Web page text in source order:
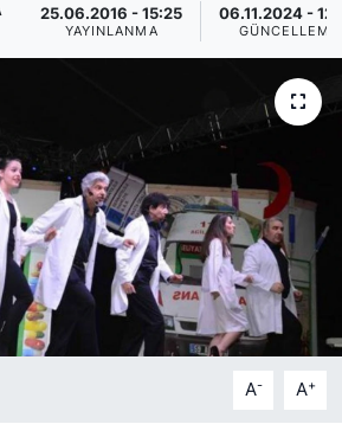
25.06.2016 - 15:25
YAYINLANMA
06.11.2024 -
GÜNCELLEME
A- A+
(Arşiv)